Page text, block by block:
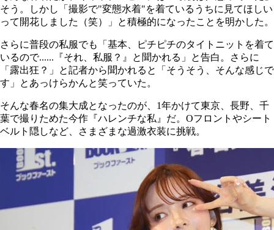
そう。しかし「撮影で"変態水着"を着ているうちに見てほしい
って開花しました（笑）」と積極的になったことを明かした。
さらに普段の私服でも「基本、ピチピチのタイトニットを着て
いるので......『それ、私服？』と聞かれる」と告白。さらに
「露出狂？」と記者から聞かれると「そうそう、そんな感じで
す」とあっけらかんと笑っていた。
そんな春名の集大成となったのが、1年かけて東京、長野、千
葉で撮りためた今作『ハレンチな私』だ。Oフロントやシート
ベルト隠しなど、さまざまな過激衣装に挑戦。